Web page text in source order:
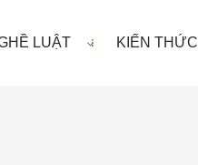
LUẬT KIẾN THỨC